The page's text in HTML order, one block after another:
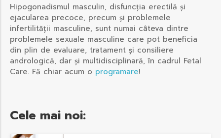
Hipogonadismul masculin, disfuncția erectilă și
ejacularea precoce, precum și problemele
infertilității masculine, sunt numai câteva dintre
problemele sexuale masculine care pot beneficia
din plin de evaluare, tratament și consiliere
andrologică, dar și multidisciplinară, în cadrul Fetal
Care. Fă chiar acum o programare!
Cele mai noi: